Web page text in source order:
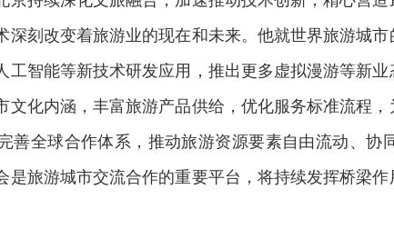
深刻改变着旅游业的现在和未来。他就世界旅游城
工智能等新技术研发应用，推出更多虚拟漫游等新
文化内涵，丰富旅游产品供给，优化服务标准流程
善全球合作体系，推动旅游资源要素自由流动、
是旅游城市交流合作的重要平台，将持续发挥桥梁